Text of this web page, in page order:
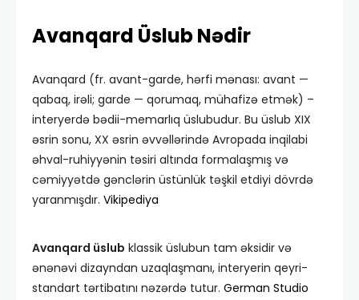
Avanqard Üslub Nədir
Avanqard (fr. avant-garde, hərfi mənası: avant —
qabaq, irəli; garde — qorumaq, mühafizə etmək) –
interyerdə bədii-memarlıq üslubudur. Bu üslub XIX
əsrin sonu, XX əsrin əvvəllərində Avropada inqilabi
əhval-ruhiyyənin təsiri altında formalaşmış və
cəmiyyətdə gənclərin üstünlük təşkil etdiyi dövrdə
yaranmışdır. Vikipediya
Avanqard üslub klassik üslubun tam əksidir və
ənənəvi dizayndan uzaqlaşmanı, interyerin qeyri-
standart tərtibatını nəzərdə tutur. German Studio